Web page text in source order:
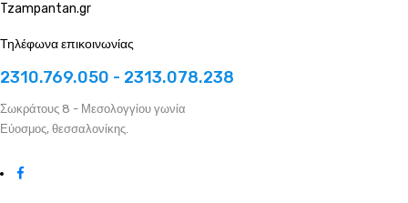
Tzampantan.gr
Τηλέφωνα επικοινωνίας
2310.769.050 - 2313.078.238
Σωκράτους 8 - Μεσολογγίου γωνία
Εύοσμος, θεσσαλονίκης.